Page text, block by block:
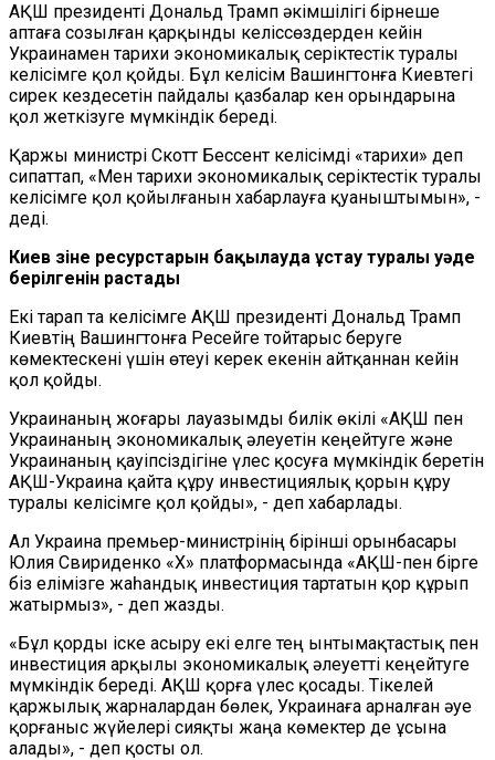
АҚШ президенті Дональд Трамп әкімшілігі бірнеше
аптаға созылған қарқынды келіссөздерден кейін
Украинамен тарихи экономикалық серіктестік туралы
келісімге қол қойды. Бұл келісім Вашингтонға Киевтегі
сирек кездесетін пайдалы қазбалар кен орындарына
қол жеткізуге мүмкіндік береді.
Қаржы министрі Скотт Бессент келісімді «тарихи» деп
сипаттап, «Мен тарихи экономикалық серіктестік туралы
келісімге қол қойылғанын хабарлауға қуаныштымын», -
деді.
Киев өзіне ресурстарын бақылауда ұстау туралы уәде
берілгенін растады
Екі тарап та келісімге АҚШ президенті Дональд Трамп
Киевтің Вашингтонға Ресейге тойтарыс беруге
көмектескені үшін өтеуі керек екенін айтқаннан кейін
қол қойды.
Украинаның жоғары лауазымды билік өкілі «АҚШ пен
Украинаның экономикалық әлеуетін кеңейтуге және
Украинаның қауіпсіздігіне үлес қосуға мүмкіндік беретін
АҚШ-Украина қайта құру инвестициялық қорын құру
туралы келісімге қол қойды», - деп хабарлады.
Ал Украина премьер-министрінің бірінші орынбасары
Юлия Свириденко «X» платформасында «АҚШ-пен бірге
біз елімізге жаһандық инвестиция тартатын қор құрып
жатырмыз», - деп жазды.
«Бұл қорды іске асыру екі елге тең ынтымақтастық пен
инвестиция арқылы экономикалық әлеуетті кеңейтуге
мүмкіндік береді. АҚШ қорға үлес қосады. Тікелей
қаржылық жарналардан бөлек, Украинаға арналған әуе
қорғаныс жүйелері сияқты жаңа көмектер де ұсына
алады», - деп қосты ол.